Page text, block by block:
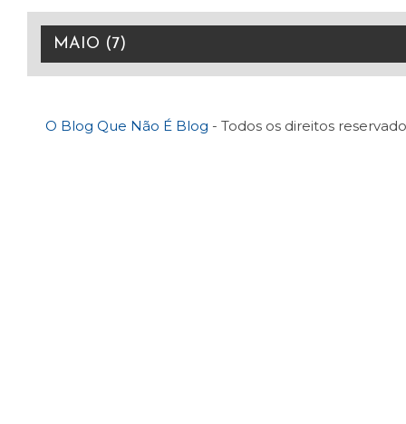
O Blog Que Não É Blog - Todos os direitos